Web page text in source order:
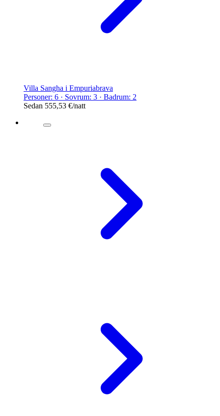
Villa Sangha i Empuriabrava
Personer: 6 · Sovrum: 3 · Badrum: 2
Sedan 555,53 €/natt